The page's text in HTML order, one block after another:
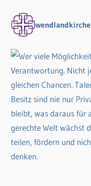
wendlandkirche